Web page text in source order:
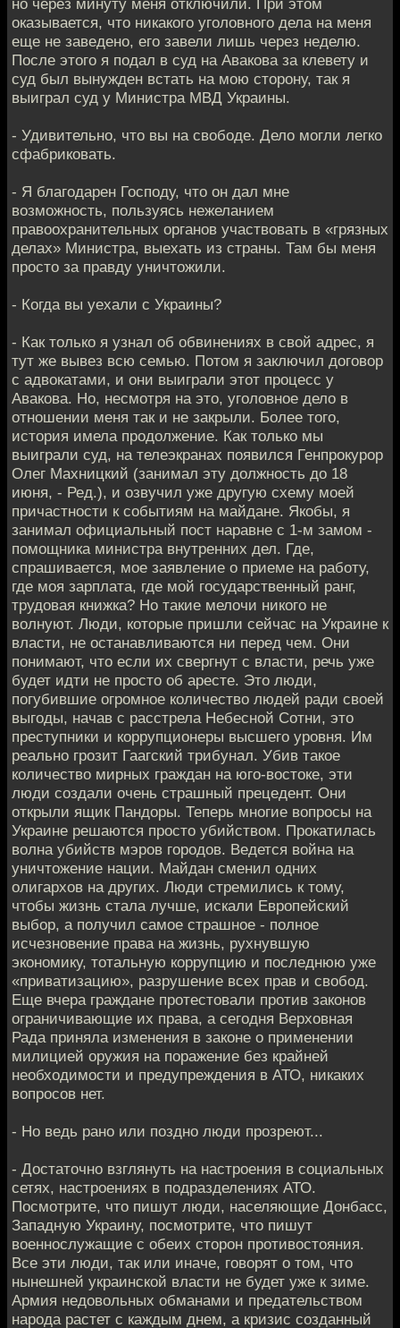
но через минуту меня отключили. При этом
оказывается, что никакого уголовного дела на меня
еще не заведено, его завели лишь через неделю.
После этого я подал в суд на Авакова за клевету и
суд был вынужден встать на мою сторону, так я
выиграл суд у Министра МВД Украины.
- Удивительно, что вы на свободе. Дело могли легко
сфабриковать.
- Я благодарен Господу, что он дал мне
возможность, пользуясь нежеланием
правоохранительных органов участвовать в «грязных
делах» Министра, выехать из страны. Там бы меня
просто за правду уничтожили.
- Когда вы уехали с Украины?
- Как только я узнал об обвинениях в свой адрес, я
тут же вывез всю семью. Потом я заключил договор
с адвокатами, и они выиграли этот процесс у
Авакова. Но, несмотря на это, уголовное дело в
отношении меня так и не закрыли. Более того,
история имела продолжение. Как только мы
выиграли суд, на телеэкранах появился Генпрокурор
Олег Махницкий (занимал эту должность до 18
июня, - Ред.), и озвучил уже другую схему моей
причастности к событиям на майдане. Якобы, я
занимал официальный пост наравне с 1-м замом -
помощника министра внутренних дел. Где,
спрашивается, мое заявление о приеме на работу,
где моя зарплата, где мой государственный ранг,
трудовая книжка? Но такие мелочи никого не
волнуют. Люди, которые пришли сейчас на Украине к
власти, не останавливаются ни перед чем. Они
понимают, что если их свергнут с власти, речь уже
будет идти не просто об аресте. Это люди,
погубившие огромное количество людей ради своей
выгоды, начав с расстрела Небесной Сотни, это
преступники и коррупционеры высшего уровня. Им
реально грозит Гаагский трибунал. Убив такое
количество мирных граждан на юго-востоке, эти
люди создали очень страшный прецедент. Они
открыли ящик Пандоры. Теперь многие вопросы на
Украине решаются просто убийством. Прокатилась
волна убийств мэров городов. Ведется война на
уничтожение нации. Майдан сменил одних
олигархов на других. Люди стремились к тому,
чтобы жизнь стала лучше, искали Европейский
выбор, а получил самое страшное - полное
исчезновение права на жизнь, рухнувшую
экономику, тотальную коррупцию и последнюю уже
«приватизацию», разрушение всех прав и свобод.
Еще вчера граждане протестовали против законов
ограничивающие их права, а сегодня Верховная
Рада приняла изменения в законе о применении
милицией оружия на поражение без крайней
необходимости и предупреждения в АТО, никаких
вопросов нет.
- Но ведь рано или поздно люди прозреют...
- Достаточно взглянуть на настроения в социальных
сетях, настроениях в подразделениях АТО.
Посмотрите, что пишут люди, населяющие Донбасс,
Западную Украину, посмотрите, что пишут
военнослужащие с обеих сторон противостояния.
Все эти люди, так или иначе, говорят о том, что
нынешней украинской власти не будет уже к зиме.
Армия недовольных обманами и предательством
народа растет с каждым днем, а кризис созданный